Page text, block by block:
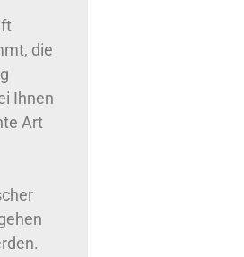
die
Ihnen
Art